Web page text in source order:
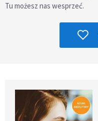
Tu możesz nas wesprzeć.